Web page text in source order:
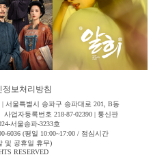
정보처리방침
서울특별시 송파구 송파대로 201, B동
업자등록번호 218-87-02390 | 통신판
서울송파-3233호
6036 (평일 10:00~17:00 / 점심시간
및 공휴일 휴무)
RESERVED